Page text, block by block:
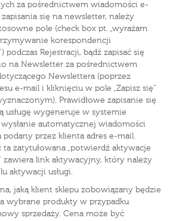
za pośrednictwem wiadomości e-
zapisania się na newsletter, należy
pole (check box pt. „wyrażam
korespondencji
podczas Rejestracji, bądź zapisać się
na Newsletter za pośrednictwem
Newslettera (poprzez
e-mail i kliknięciu w pole „Zapisz się”
Prawidłowe zapisanie się
usługę wygeneruje w systemie
automatycznej wiadomości
przez klienta adres e-mail.
ta zatytułowana „potwierdź aktywacje
zawiera link aktywacyjny, który należy
aktywacji usługi.
jaką klient sklepu zobowiązany będzie
wybrane produkty w przypadku
sprzedaży. Cena może być